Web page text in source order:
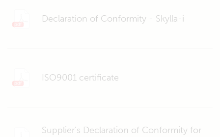
Declaration of Conformity - Skylla-i
ISO9001 certificate
Supplier's Declaration of Conformity for